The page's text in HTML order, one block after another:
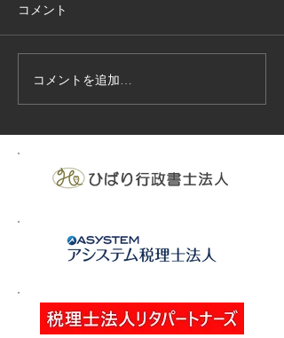
技能実習生１２名入国-フ
ィリピン、ベトナム
コメント
コメントを追加…